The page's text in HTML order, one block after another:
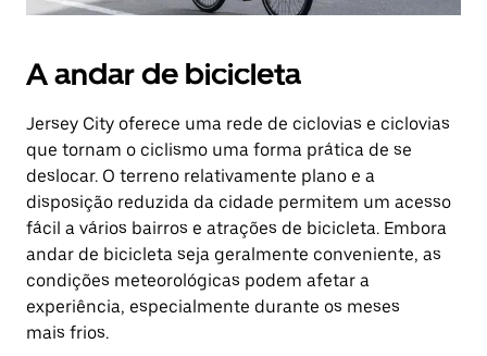
A andar de bicicleta
Jersey City oferece uma rede de ciclovias e ciclovias
que tornam o ciclismo uma forma prática de se
deslocar. O terreno relativamente plano e a
disposição reduzida da cidade permitem um acesso
fácil a vários bairros e atrações de bicicleta. Embora
andar de bicicleta seja geralmente conveniente, as
condições meteorológicas podem afetar a
experiência, especialmente durante os meses
mais frios.